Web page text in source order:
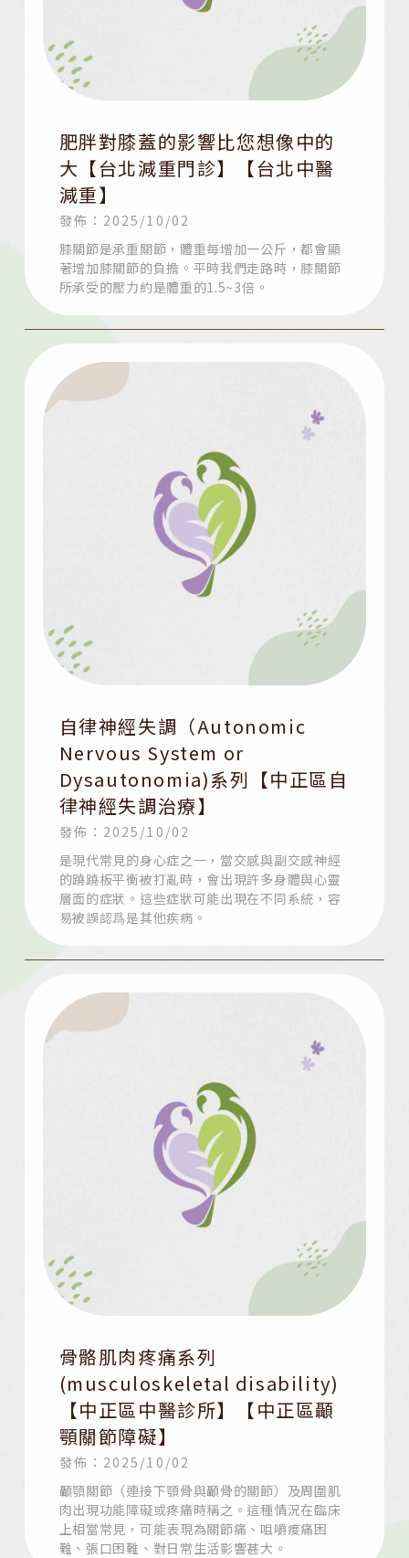
肥胖對膝蓋的影響比您想像中的
大【台北減重門診】【台北中醫
減重】
發佈：2025/10/02
膝關節是承重關節，體重每增加一公斤，都會顯
著增加膝關節的負擔。平時我們走路時，膝關節
所承受的壓力約是體重的1.5~3倍。
自律神經失調（Autonomic
Nervous System or
Dysautonomia)系列【中正區自
律神經失調治療】
發佈：2025/10/02
是現代常見的身心症之一，當交感與副交感神經
的蹺蹺板平衡被打亂時，會出現許多身體與心靈
層面的症狀。這些症狀可能出現在不同系統，容
易被誤認爲是其他疾病。
骨骼肌肉疼痛系列
(musculoskeletal disability)
【中正區中醫診所】【中正區顳
顎關節障礙】
發佈：2025/10/02
顳顎關節（連接下顎骨與顳骨的關節）及周圍肌
肉出現功能障礙或疼痛時稱之。這種情況在臨床
上相當常見，可能表現為關節痛、咀嚼痠痛困
難、張口困難、對日常生活影響甚大。